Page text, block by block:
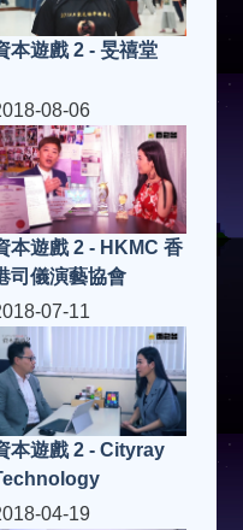
本遊戲 2 - 旻禧堂
08-06
本遊戲 2 - HKMC 香
司儀演藝協會
07-11
本遊戲 2 - Cityray
04-19